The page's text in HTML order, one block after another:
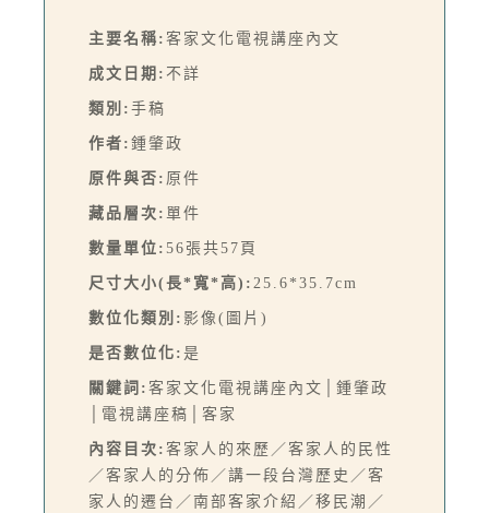
主要名稱: 客家文化電視講座內文
成文日期: 不詳
類別: 手稿
作者: 鍾肇政
原件與否: 原件
藏品層次: 單件
數量單位: 56張共57頁
尺寸大小(長*寬*高): 25.6*35.7cm
數位化類別: 影像(圖片)
是否數位化: 是
關鍵詞: 客家文化電視講座內文│鍾肇政
│電視講座稿│客家
內容目次: 客家人的來歷／客家人的民性
／客家人的分佈／講一段台灣歷史／客
家人的遷台／南部客家介紹／移民潮／